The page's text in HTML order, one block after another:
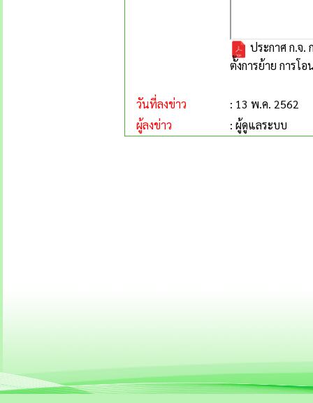
ประกาศ ก.จ.
ตั้งการย้าย การโ
วันที่ลงข่าว
: 13 พ.ค. 2562
ผู้ลงข่าว
: ผู้ดูแลระบบ